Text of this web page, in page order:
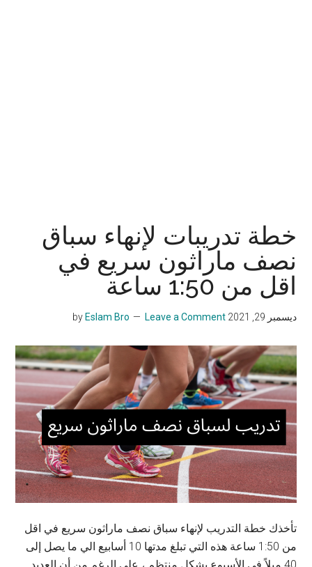
خطة تدريبات لإنهاء سباق
نصف ماراثون سريع في
اقل من 1:50 ساعة
ديسمبر 29, 2021 by
Eslam Bro Leave a Comment
تأخذك خطة التدريب لإنهاء سباق نصف ماراثون سريع في اقل
من 1:50 ساعة هذه التي تبلغ مدتها 10 أسابيع الي ما يصل إلى
40 ميلاً في الأسبوع بشكل منتظم ، على الرغم من أن العديد